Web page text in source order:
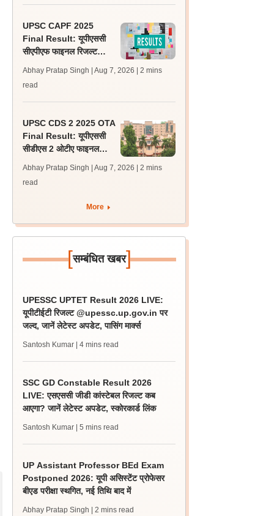
UPSC CAPF 2025
Final Result: यूपीएससी
सीएपीएफ फाइनल रिजल्ट
350 अभ्यर्थी चयनित
Abhay Pratap Singh | Aug 7, 2026
| 2 mins
read
UPSC CDS 2 2025 OTA
Final Result: यूपीएससी
सीडीएस 2 ओटीए फाइनल
जारी, 483 कैंडिडेट चयनित
Abhay Pratap Singh | Aug 7, 2026
| 2 mins
read
More
[सम्बंधित खबर]
UPESSC UPTET Result 2026 LIVE:
यूपीटीईटी रिजल्ट @upessc.up.gov.in पर
जल्द, जानें लेटेस्ट अपडेट, पासिंग मार्क्स
Santosh Kumar | 4 mins read
SSC GD Constable Result 2026
LIVE: एसएससी जीडी कांस्टेबल रिजल्ट कब
आएगा? जानें लेटेस्ट अपडेट, स्कोरकार्ड लिंक
Santosh Kumar | 5 mins read
UP Assistant Professor BEd Exam
Postponed 2026: यूपी असिस्टेंट प्रोफेसर
बीएड परीक्षा स्थगित, नई तिथि बाद में
Abhay Pratap Singh | 2 mins read